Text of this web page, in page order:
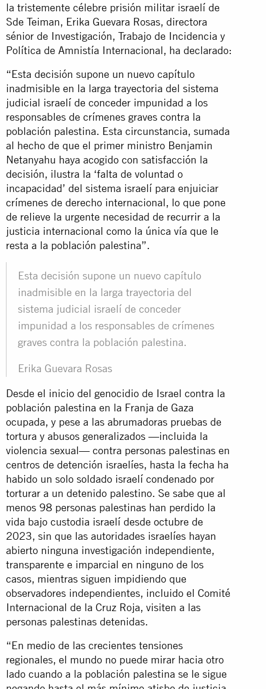
la tristemente célebre prisión militar israelí de
Sde Teiman, Erika Guevara Rosas, directora
sénior de Investigación, Trabajo de Incidencia y
Política de Amnistía Internacional, ha declarado:
“Esta decisión supone un nuevo capítulo
inadmisible en la larga trayectoria del sistema
judicial israelí de conceder impunidad a los
responsables de crímenes graves contra la
población palestina. Esta circunstancia, sumada
al hecho de que el primer ministro Benjamin
Netanyahu haya acogido con satisfacción la
decisión, ilustra la ‘falta de voluntad o
incapacidad’ del sistema israelí para enjuiciar
crímenes de derecho internacional, lo que pone
de relieve la urgente necesidad de recurrir a la
justicia internacional como la única vía que le
resta a la población palestina”.
Esta decisión supone un nuevo capítulo
inadmisible en la larga trayectoria del
sistema judicial israelí de conceder
impunidad a los responsables de crímenes
graves contra la población palestina.
Erika Guevara Rosas
Desde el inicio del genocidio de Israel contra la
población palestina en la Franja de Gaza
ocupada, y pese a las abrumadoras pruebas de
tortura y abusos generalizados —incluida la
violencia sexual— contra personas palestinas en
centros de detención israelíes, hasta la fecha ha
habido un solo soldado israelí condenado por
torturar a un detenido palestino. Se sabe que al
menos 98 personas palestinas han perdido la
vida bajo custodia israelí desde octubre de
2023, sin que las autoridades israelíes hayan
abierto ninguna investigación independiente,
transparente e imparcial en ninguno de los
casos, mientras siguen impidiendo que
observadores independientes, incluido el Comité
Internacional de la Cruz Roja, visiten a las
personas palestinas detenidas.
“En medio de las crecientes tensiones
regionales, el mundo no puede mirar hacia otro
lado cuando a la población palestina se le sigue